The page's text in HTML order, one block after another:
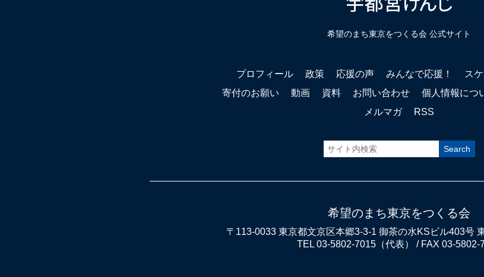
希望のまち東京をつくる会 公式サイト
プロフィール 政策 応援の声 みんなで応援！ ス
寄付のお願い
動画 資料 お問い合わせ 個人情報につ
メルマガ
RSS
希望のまち東京をつくる会
〒113-0033 東京都文京区本郷3-3-1 御茶の水KSビル403号
TEL 03-5802-7015（代表） / FAX 03-5802-